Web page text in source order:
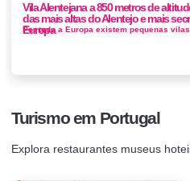
Vila Alentejana a 850 metros de
das mais altas do Alentejo e mais
Europa
Turismo em Portugal
Explora restaurantes museus